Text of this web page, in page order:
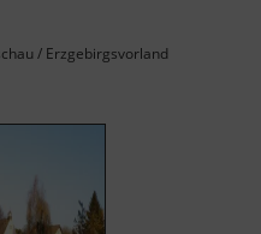
/ Erzgebirgsvorland